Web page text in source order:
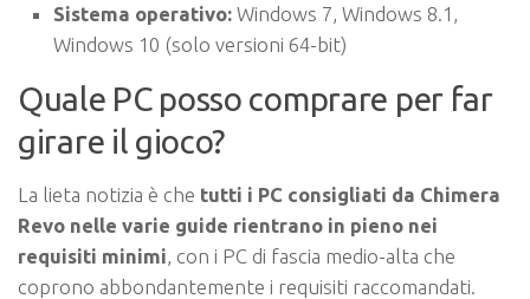
Sistema operativo: Windows 7, Windows 8.1,
Windows 10 (solo versioni 64-bit)
Quale PC posso comprare per far
girare il gioco?
La lieta notizia è che tutti i PC consigliati da Chimera
Revo nelle varie guide rientrano in pieno nei
requisiti minimi, con i PC di fascia medio-alta che
coprono abbondantemente i requisiti raccomandati.